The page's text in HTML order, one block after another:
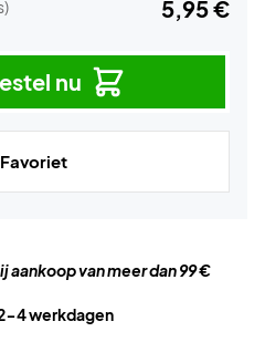
5,95 €
nu
Favoriet
aankoop van meer dan 99 €
4 werkdagen